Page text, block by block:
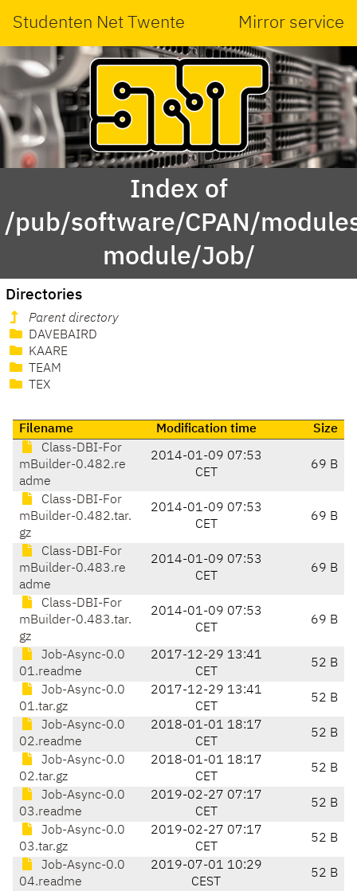
Studenten Net Twente Mirror service
Index of
/pub/software/CPAN/
module/Job/
Directories
Parent directory
DAVEBAIRD
KAARE
TEAM
TEX
Filename Modification time
Size
Class-DBI-For
mBuilder-0.482.re
adme
2014-01-09 07:53
CET
69 B
Class-DBI-For
mBuilder-0.482.tar.
gz
2014-01-09 07:53
CET
69 B
Class-DBI-For
mBuilder-0.483.re
adme
2014-01-09 07:53
CET
69 B
Class-DBI-For
mBuilder-0.483.tar.
gz
2014-01-09 07:53
CET
69 B
Job-Async-0.0
01.readme
2017-12-29 13:41
CET
52 B
Job-Async-0.0
01.tar.gz
2017-12-29 13:41
CET
52 B
Job-Async-0.0
02.readme
2018-01-01 18:17
CET
52 B
Job-Async-0.0
02.tar.gz
2018-01-01 18:17
CET
52 B
Job-Async-0.0
03.readme
2019-02-27 07:17
CET
52 B
Job-Async-0.0
03.tar.gz
2019-02-27 07:17
CET
52 B
Job-Async-0.0
04.readme
2019-07-01 10:29
CEST
52 B